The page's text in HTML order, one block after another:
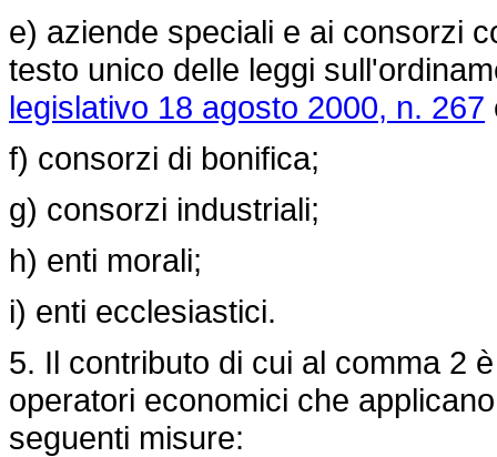
e) aziende speciali e ai consorzi
testo unico delle leggi
legislativo 18 agosto 2000, n. 267
f) consorzi di bonifica;
g) consorzi industriali;
h) enti morali;
i) enti ecclesiastici.
5. Il contributo di cui al comma 2
operatori economici che
seguenti misure: